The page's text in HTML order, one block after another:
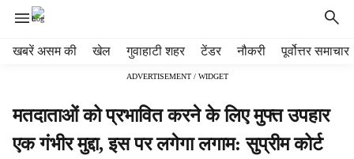
खबरें असम की खेल गुवाहाटी शहर टेंडर नौकरी पूर्वोत्तर समाचार
ADVERTISEMENT / WIDGET
मतदाताओं को प्रभावित करने के लिए मुफ्त उपहार
एक गंभीर मुद्दा, इस पर लगेगा लगाम: सुप्रीम कोर्ट